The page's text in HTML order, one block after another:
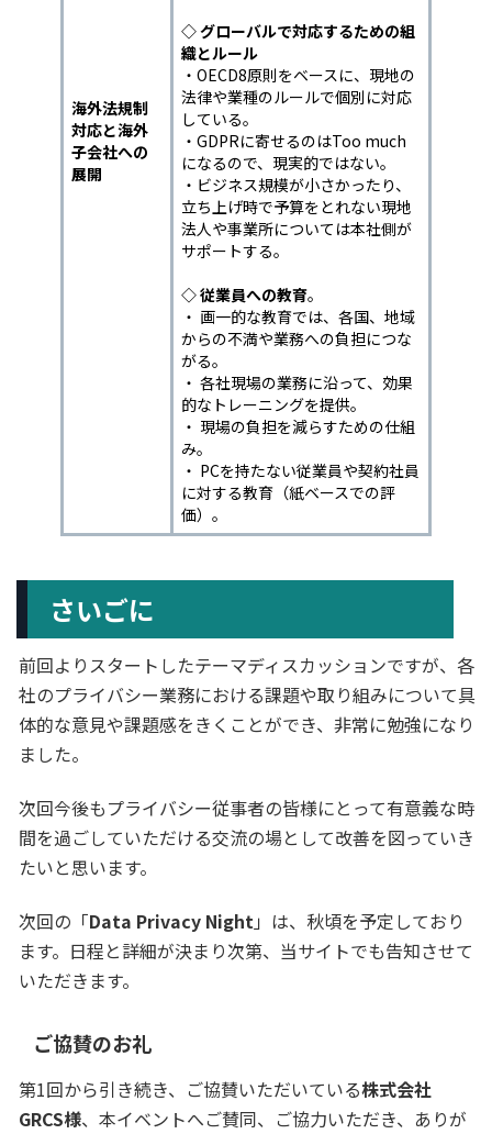
海外法規制
対応と海外
子会社への
展開
◇ グローバルで対応するための組
織とルール
・OECD8原則をベースに、現地の
法律や業種のルールで個別に対応
している。
・GDPRに寄せるのはToo much
になるので、現実的ではない。
・ビジネス規模が小さかったり、
立ち上げ時で予算をとれない現地
法人や事業所については本社側が
サポートする。
◇ 従業員への教育。
・ 画一的な教育では、各国、地域
からの不満や業務への負担につな
がる。
・ 各社現場の業務に沿って、効果
的なトレーニングを提供。
・ 現場の負担を減らすための仕組
み。
・ PCを持たない従業員や契約社員
に対する教育（紙ベースでの評
価）。
さいごに
前回よりスタートしたテーマディスカッションですが、各
社のプライバシー業務における課題や取り組みについて具
体的な意見や課題感をきくことができ、非常に勉強になり
ました。
次回今後もプライバシー従事者の皆様にとって有意義な時
間を過ごしていただける交流の場として改善を図っていき
たいと思います。
次回の「Data Privacy Night」は、秋頃を予定しており
ます。日程と詳細が決まり次第、当サイトでも告知させて
いただきます。
ご協賛のお礼
第1回から引き続き、ご協賛いただいている株式会社
GRCS様、本イベントへご賛同、ご協力いただき、ありが